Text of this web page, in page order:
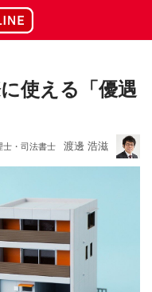
使える「優遇
士・司法書士 渡邊 浩滋